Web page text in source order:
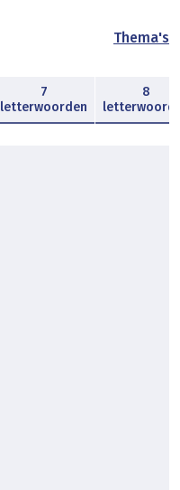
Thema's
7
letterwoorden
8